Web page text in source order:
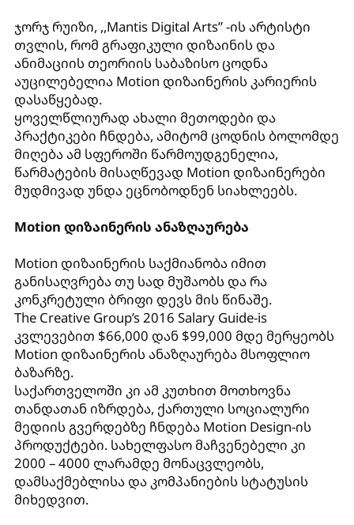
ჯორჯ რუიზი, ,,Mantis Digital Arts” -ის არტისტი
თვლის, რომ გრაფიკული დიზაინის და
ანიმაციის თეორიის საბაზისო ცოდნა
აუცილებელია Motion დიზაინერის კარიერის
დასაწყებად.
ყოველწლიურად ახალი მეთოდები და
პრაქტიკები ჩნდება, ამიტომ ცოდნის ბოლომდე
მიღება ამ სფეროში წარმოუდგენელია,
წარმატების მისაღწევად Motion დიზაინერები
მუდმივად უნდა ეცნობოდნენ სიახლეებს.
Motion დიზაინერის ანაზღაურება
Motion დიზაინერის საქმიანობა იმით
განისაღვრება თუ სად მუშაობს და რა
კონკრეტული ბრიფი დევს მის წინაშე.
The Creative Group’s 2016 Salary Guide-is
კვლევებით $66,000 დან $99,000 მდე მერყეობს
Motion დიზაინერის ანაზღაურება მსოფლიო
ბაზარზე.
საქართველოში კი ამ კუთხით მოთხოვნა
თანდათან იზრდება, ქართული სოციალური
მედიის გვერდებზე ჩნდება Motion Design-ის
პროდუქტები. სახელფასო მაჩვენებელი კი
2000 – 4000 ლარამდე მონაცვლეობს,
დამსაქმებლისა და კომპანიების სტატუსის
მიხედვით.